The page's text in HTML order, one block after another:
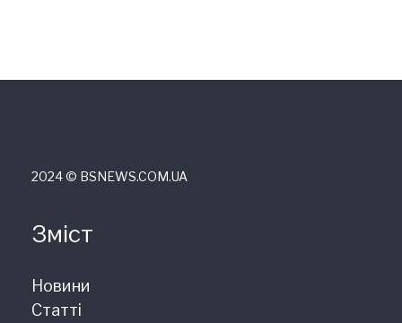
2024 © ВSNEWS.COM.UA
Зміст
Новини
Статті